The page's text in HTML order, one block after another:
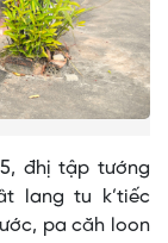
đhị tập tướng
lang tu k’tiếc
pa căh loon